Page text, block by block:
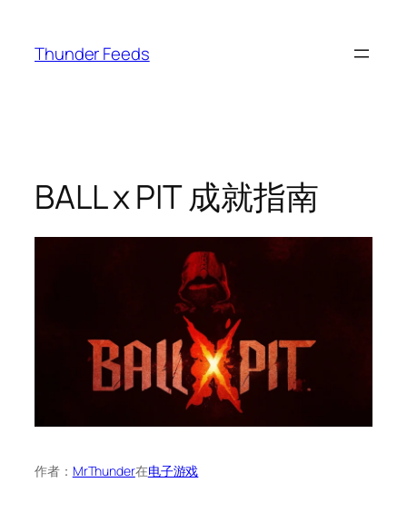
Thunder Feeds
BALL x PIT 成就指南
作者： MrThunder在电子游戏